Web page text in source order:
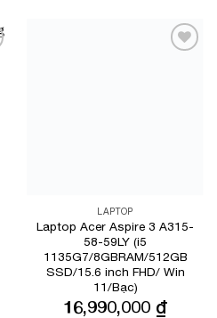
LAPTOP
Laptop Acer Aspire 3 A315-
58-59LY (i5
1135G7/8GBRAM/512GB
SSD/15.6 inch FHD/ Win
11/Bạc)
16,990,000 ₫